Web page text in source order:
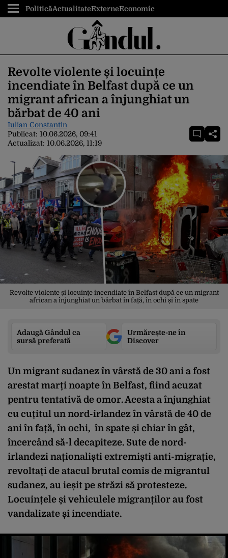
PoliticăActualitateExterneEconomic
Revolte violente și locuințe
incendiate în Belfast după ce un
migrant african a înjunghiat un
bărbat de 40 ani
Iulian Constantin
Publicat: 10.06.2026, 09:41
Actualizat: 10.06.2026, 11:19
Revolte violente și locuințe incendiate în Belfast după ce un migrant
african a înjunghiat un bărbat în față, în ochi și în spate
Adaugă Gândul ca
sursă preferată
Urmărește-ne în
Discover
Un migrant sudanez în vârstă de 30 ani a fost
arestat marți noapte în Belfast, fiind acuzat
pentru tentativă de omor. Acesta a înjunghiat
cu cuțitul un nord-irlandez în vârstă de 40 de
ani în față, în ochi, în spate și chiar în gât,
încercând să-l decapiteze. Sute de nord-
irlandezi naționaliști extremiști anti-migrație,
revoltați de atacul brutal comis de migrantul
sudanez, au ieșit pe străzi să protesteze.
Locuințele și vehiculele migranților au fost
vandalizate și incendiate.